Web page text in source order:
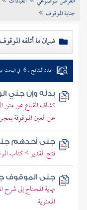
جناية الموقوف
ضمان ما أتلفه الموقوف
عدد النتائج : 6 في البحث
بدله وإن جني
كشاف القناع عن
عن العين الموقوفة
جنى أحدهم
فتح القدير > كتاب
جنى الموقوف
نهاية المحتاج إلى
المعنوية